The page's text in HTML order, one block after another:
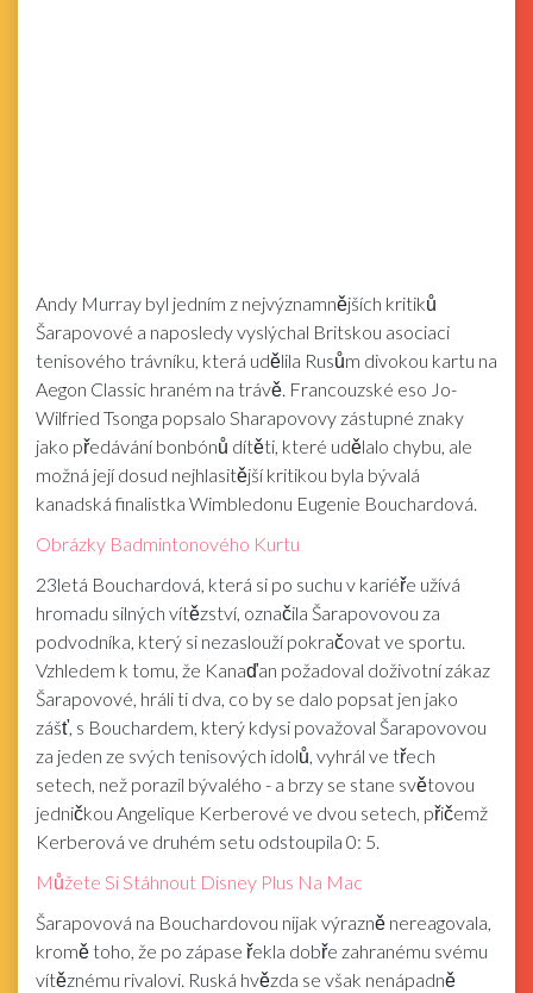
Andy Murray byl jedním z nejvýznamnějších kritiků
Šarapovové a naposledy vyslýchal Britskou asociaci
tenisového trávníku, která udělila Rusům divokou kartu na
Aegon Classic hraném na trávě. Francouzské eso Jo-
Wilfried Tsonga popsalo Sharapovovy zástupné znaky
jako předávání bonbónů dítěti, které udělalo chybu, ale
možná její dosud nejhlasitější kritikou byla bývalá
kanadská finalistka Wimbledonu Eugenie Bouchardová.
Obrázky Badmintonového Kurtu
23letá Bouchardová, která si po suchu v kariéře užívá
hromadu silných vítězství, označila Šarapovovou za
podvodníka, který si nezaslouží pokračovat ve sportu.
Vzhledem k tomu, že Kanaďan požadoval doživotní zákaz
Šarapovové, hráli ti dva, co by se dalo popsat jen jako
zášť, s Bouchardem, který kdysi považoval Šarapovovou
za jeden ze svých tenisových idolů, vyhrál ve třech
setech, než porazil bývalého - a brzy se stane světovou
jedničkou Angelique Kerberové ve dvou setech, přičemž
Kerberová ve druhém setu odstoupila 0: 5.
Můžete Si Stáhnout Disney Plus Na Mac
Šarapovová na Bouchardovou nijak výrazně nereagovala,
kromě toho, že po zápase řekla dobře zahranému svému
vítěznému rivalovi. Ruská hvězda se však nenápadně